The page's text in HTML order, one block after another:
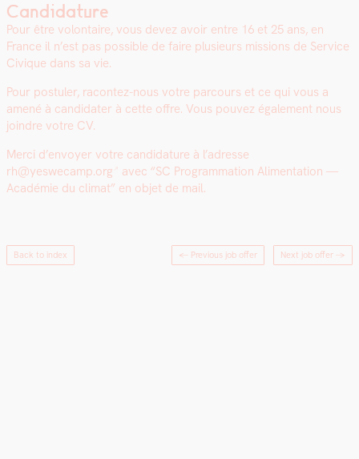
Candidature
Pour être volon­taire, vous devez avoir entre 16 et 25 ans, en
France il n’est pas pos­si­ble de faire plusieurs mis­sions de Ser­vice
Civique dans sa vie.
Pour pos­tuler, racon­tez-nous votre par­cours et ce qui vous a
amené à can­di­dater à cette offre. Vous pou­vez égale­ment nous
join­dre votre CV.
Mer­ci d’en­voy­er votre can­di­da­ture à l’adresse
rh@yeswecamp.org
avec “SC Pro­gram­ma­tion Ali­men­ta­tion —
Académie du cli­mat” en objet de mail.
Back to index ← Previous job offer Next job offer →